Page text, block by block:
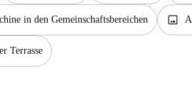
in den Gemeinschaftsbereichen image
Terrasse